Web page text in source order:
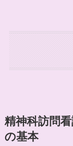
精神科訪問
の基本